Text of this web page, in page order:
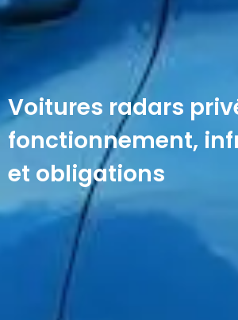
Voitures radars
fonctionnement,
et obligations